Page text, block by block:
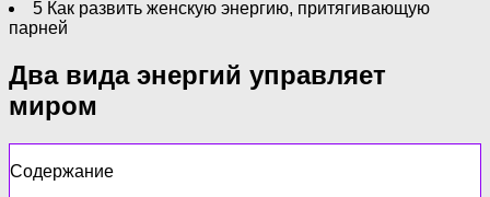
5 Как развить женскую энергию, притягивающую
парней
Два вида энергий управляет
миром
Содержание